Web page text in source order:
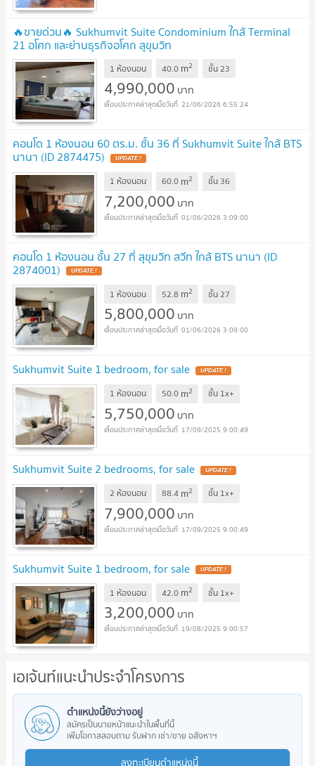
🔥ขายด่วน🔥 Sukhumvit Suite Condominium ใกล้ Terminal
21 อโศก และย่านธุรกิจอโศก สุขุมวิท
1 ห้องนอน 40.0 m2 ชั้น23
4,990,000 บาท
21/06/2026 6:55:24
คอนโด 1 ห้องนอน 60 ตร.ม. ชั้น 36 ที่ Sukhumvit Suite ใกล้ BTS
นานา (ID 2874475) UPDATE !
1 ห้องนอน 60.0 m2 ชั้น 36
7,200,000 บาท
01/06/2026 3:09:00
คอนโด 1 ห้องนอน ชั้น 27 ที่ สุขุมวิท สวีท ใกล้ BTS นานา (ID
2874001) UPDATE !
1 ห้องนอน 52.8 m2 ชั้น27
5,800,000 บาท
01/06/2026 3:09:00
Sukhumvit Suite 1 bedroom, for sale UPDATE !
1 ห้องนอน 50.0 m2 ชั้น 1x+
5,750,000 บาท
17/09/2025 9:00:49
Sukhumvit Suite 2 bedrooms, for sale UPDATE !
2 ห้องนอน 88.4 m2 ชั้น 1x+
7,900,000 บาท
17/09/2025 9:00:49
Sukhumvit Suite 1 bedroom, for sale UPDATE !
1 ห้องนอน 42.0 m2 ชั้น 1x+
3,200,000 บาท
19/08/2025 9:00:57
เอเจ้นท์แนะนำประจำโครงการ
ตำแหน่งนี้ยังว่างอยู่
สมัครเป็นนายหน้าแนะนำในพื้นที่นี้
เพิ่มโอกาสสอบถาม รับฝาก เช่า/ขาย อสังหาฯ
ลงทะเบียนตำแหน่งนี้